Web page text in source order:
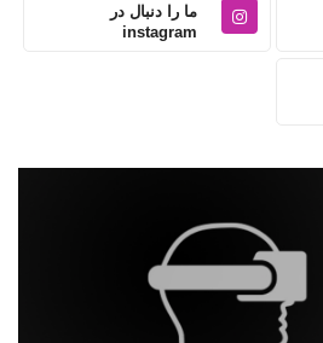
ما را دنبال در
instagram